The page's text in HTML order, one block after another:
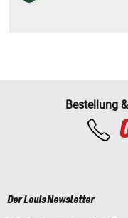
Bestellung
Der Louis Newsletter